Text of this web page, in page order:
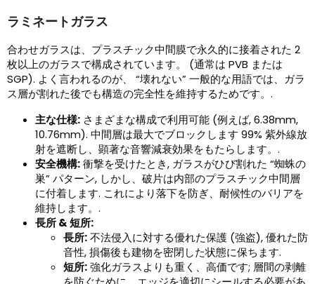
ラミネートガラス
合わせガラスは、プラスチック中間膜で永久的に接着された 2
枚以上のガラスで構成されています。 (通常は PVB または
SGP). よく言われるのが、 “壊れない” 一般的な用語では、ガラ
ス層が割れた後でも構造の完全性を維持するためです。.
主な仕様: さまざまな構成で利用可能 (例えば, 6.38mm,
10.76mm). 中間層は最大でブロックします 99% 紫外線放
射を遮断し、顕著な音響減衰効果をもたらします。.
安全機構:衝撃を受けたとき, ガラスがひび割れた “蜘蛛の
巣” パターン, しかし、破片は内部のプラスチック中間層
に付着します. これにより落下を防ぎ、耐候性のバリアを
維持します。.
長所 & 短所:
長所:不法侵入に対する優れた保護 (強盗), 優れた防
音性, 損傷後も建物を密閉した状態に保ちます.
短所:強化ガラスよりも重く、高価です; 層間の剥離